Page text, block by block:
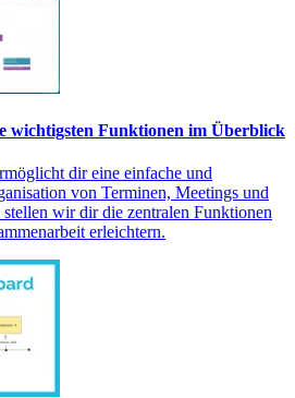
wichtigsten Funktionen im Überblick
dir eine einfache und
von Terminen, Meetings und
wir dir die zentralen Funktionen
erleichtern.